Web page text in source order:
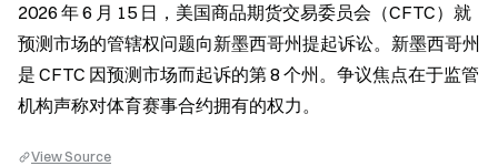
2026 年 6 月 15 日，美国商品期货交易委员会（CFTC）就
预测市场的管辖权问题向新墨西哥州提起诉讼。新墨西哥州
是 CFTC 因预测市场而起诉的第 8 个州。争议焦点在于监管
机构声称对体育赛事合约拥有的权力。
View Source